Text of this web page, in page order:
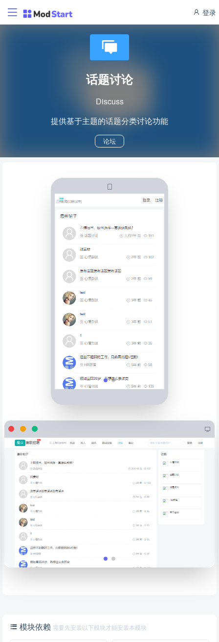
登录
话题讨论
Discuss
提供基于主题的话题分类讨论功能
论坛
模块依赖 需要先安装以下模块才能安装本模块